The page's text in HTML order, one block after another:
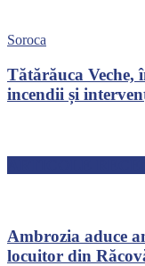
Soroca
Tătărăuca Veche,
incendii și
Ambrozia aduce
locuitor din